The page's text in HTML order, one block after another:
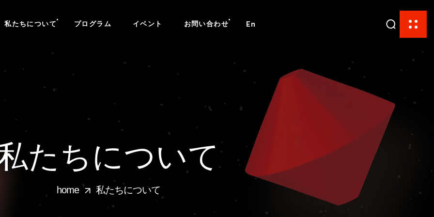
私たちについて プログラム イベント お問い合わせ En
たちについて
home 私たちについて